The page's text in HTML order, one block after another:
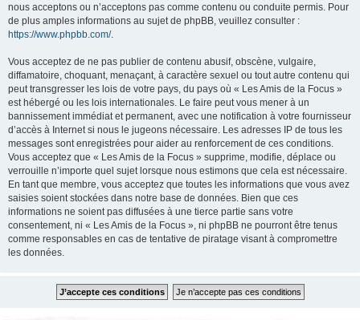
nous acceptons ou n’acceptons pas comme contenu ou conduite permis. Pour
de plus amples informations au sujet de phpBB, veuillez consulter :
https://www.phpbb.com/.
Vous acceptez de ne pas publier de contenu abusif, obscène, vulgaire,
diffamatoire, choquant, menaçant, à caractère sexuel ou tout autre contenu qui
peut transgresser les lois de votre pays, du pays où « Les Amis de la Focus »
est hébergé ou les lois internationales. Le faire peut vous mener à un
bannissement immédiat et permanent, avec une notification à votre fournisseur
d’accès à Internet si nous le jugeons nécessaire. Les adresses IP de tous les
messages sont enregistrées pour aider au renforcement de ces conditions.
Vous acceptez que « Les Amis de la Focus » supprime, modifie, déplace ou
verrouille n’importe quel sujet lorsque nous estimons que cela est nécessaire.
En tant que membre, vous acceptez que toutes les informations que vous avez
saisies soient stockées dans notre base de données. Bien que ces
informations ne soient pas diffusées à une tierce partie sans votre
consentement, ni « Les Amis de la Focus », ni phpBB ne pourront être tenus
comme responsables en cas de tentative de piratage visant à compromettre
les données.